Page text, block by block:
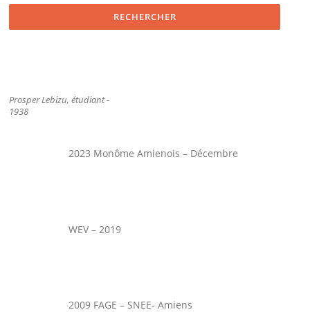
Prosper Lebizu, étudiant -
1938
2023 Monôme Amienois – Décembre
WEV – 2019
2009 FAGE – SNEE- Amiens